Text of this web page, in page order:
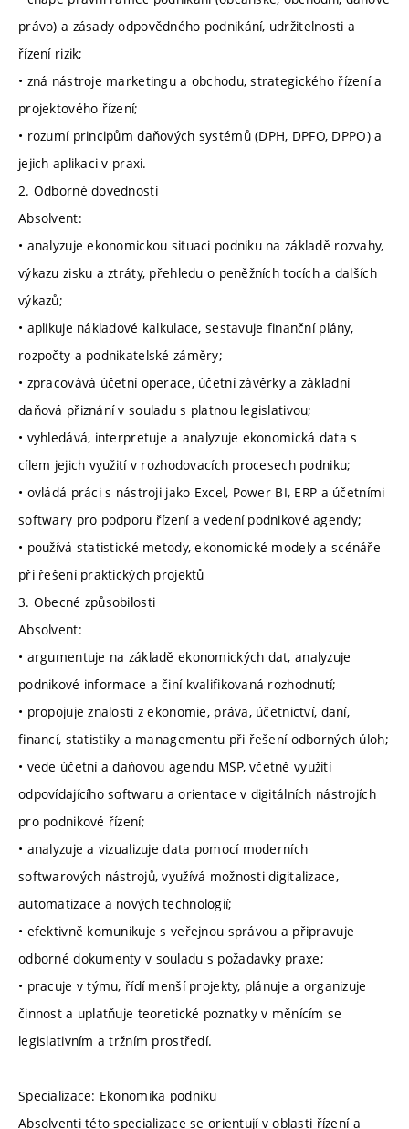
právo) a zásady odpovědného podnikání, udržitelnosti a
řízení rizik;
• zná nástroje marketingu a obchodu, strategického řízení a
projektového řízení;
• rozumí principům daňových systémů (DPH, DPFO, DPPO) a
jejich aplikaci v praxi.
2. Odborné dovednosti
Absolvent:
• analyzuje ekonomickou situaci podniku na základě rozvahy,
výkazu zisku a ztráty, přehledu o peněžních tocích a dalších
výkazů;
• aplikuje nákladové kalkulace, sestavuje finanční plány,
rozpočty a podnikatelské záměry;
• zpracovává účetní operace, účetní závěrky a základní
daňová přiznání v souladu s platnou legislativou;
• vyhledává, interpretuje a analyzuje ekonomická data s
cílem jejich využití v rozhodovacích procesech podniku;
• ovládá práci s nástroji jako Excel, Power BI, ERP a účetními
softwary pro podporu řízení a vedení podnikové agendy;
• používá statistické metody, ekonomické modely a scénáře
při řešení praktických projektů
3. Obecné způsobilosti
Absolvent:
• argumentuje na základě ekonomických dat, analyzuje
podnikové informace a činí kvalifikovaná rozhodnutí;
• propojuje znalosti z ekonomie, práva, účetnictví, daní,
financí, statistiky a managementu při řešení odborných úloh;
• vede účetní a daňovou agendu MSP, včetně využití
odpovídajícího softwaru a orientace v digitálních nástrojích
pro podnikové řízení;
• analyzuje a vizualizuje data pomocí moderních
softwarových nástrojů, využívá možnosti digitalizace,
automatizace a nových technologií;
• efektivně komunikuje s veřejnou správou a připravuje
odborné dokumenty v souladu s požadavky praxe;
• pracuje v týmu, řídí menší projekty, plánuje a organizuje
činnost a uplatňuje teoretické poznatky v měnícím se
legislativním a tržním prostředí.
Specializace: Ekonomika podniku
Absolventi této specializace se orientují v oblasti řízení a